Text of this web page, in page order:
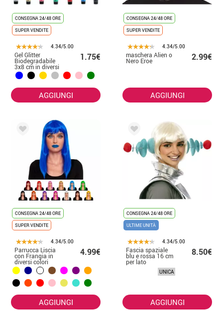
CONSEGNA 24/48 ORE
SUPER VENDITE
4.34/5.00
Gel Glitter
Biodegradabile
3x8 cm in diversi
colori
1.75€
AGGIUNGI
CONSEGNA 24/48 ORE
SUPER VENDITE
4.34/5.00
maschera Alien o
Nero Eroe 2.99€
AGGIUNGI
CONSEGNA 24/48 ORE
SUPER VENDITE
4.34/5.00
Parrucca Liscia
con Frangia in
diversi colori
4.99€
AGGIUNGI
CONSEGNA 24/48 ORE
ULTIME UNITÀ
4.34/5.00
Fascia spaziale
blu e rossa 16 cm
per lato
8.50€
UNICA
AGGIUNGI